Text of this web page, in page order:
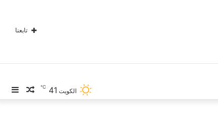
المظلم
تابعنا
مقال
الكويت 41
℃